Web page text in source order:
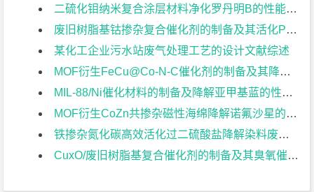
二硫化钼纳米复合涂层材料净化罗丹明B的性能研究文献综述
废旧树脂基钴掺杂复合催化剂的制备及其活化PMS降解四环素的研究文献综述
某化工企业污水站废气处理工艺的设计文献综述
MOF衍生FeCu@Co-N-C催化剂的制备及其降解氧氟沙星的研究文献综述
MIL-88/Ni催化材料的制备及降解亚甲基蓝的性能研究文献综述
MOF衍生CoZn共掺杂磁性海绵降解诺氟沙星的研究文献综述
铁掺杂氮化碳高效活化过二硫酸盐降解染料废水文献综述
CuxO/废旧树脂基复合催化剂的制备及其臭氧催化活性研究文献综述